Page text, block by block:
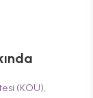
(KOÜ),